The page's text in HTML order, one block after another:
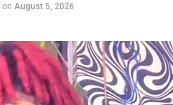
on August 5, 2026